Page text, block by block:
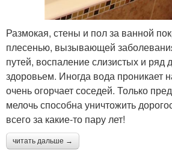
Размокая, стены и пол за ванной
плесенью, вызывающей
путей, воспаление слизистых и ряд
здоровьем. Иногда вода проникает
очень огорчает соседей. Только
мелочь способна уничтожить
всего за какие-то пару лет!
читать дальше →